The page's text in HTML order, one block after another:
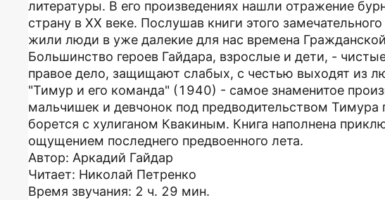
литературы. В его произведениях нашли отражение
страну в XX веке. Послушав книги этого
жили люди в уже далекие для нас времена
Большинство героев Гайдара, взрослые и дети, -
правое дело, защищают слабых, с честью выходят из
"Тимур и его команда" (1940) - самое знаменитое
мальчишек и девчонок под предводительством
борется с хулиганом Квакиным. Книга наполнена
ощущением последнего предвоенного лета.
Автор: Аркадий Гайдар
Читает: Николай Петренко
Время звучания: 2 ч. 29 мин.